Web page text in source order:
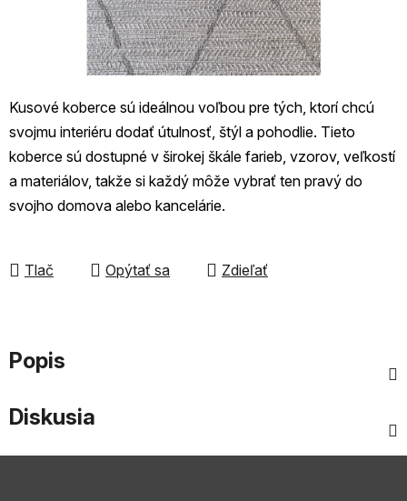
Kusové koberce sú ideálnou voľbou pre tých, ktorí chcú
svojmu interiéru dodať útulnosť, štýl a pohodlie. Tieto
koberce sú dostupné v širokej škále farieb, vzorov, veľkostí
a materiálov, takže si každý môže vybrať ten pravý do
svojho domova alebo kancelárie.
Tlač Opýtať sa Zdieľať
Popis
Diskusia